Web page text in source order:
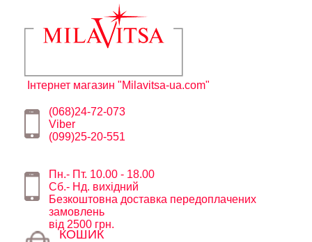
Інтернет магазин "Milavitsa-ua.com"
(068)24-72-073
Viber
(099)25-20-551
Пн.- Пт. 10.00 - 18.00
Сб.- Нд. вихідний
Безкоштовна доставка передоплачених
замовлень
від 2500 грн.
КОШИК